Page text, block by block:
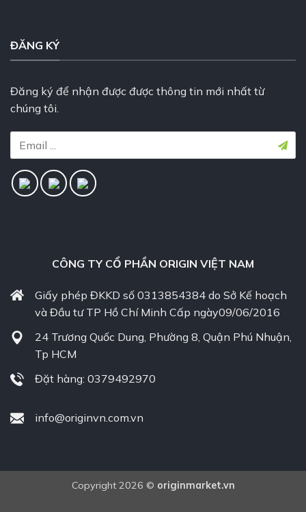
ĐĂNG KÝ
Đăng ký để nhận được được thông tin mới nhất từ
chúng tôi.
CÔNG TY CỔ PHẦN ORIGIN VIỆT NAM
Giấy phép ĐKKD số 0313854384 do Sở Kế hoạch
và Đầu tư TP Hồ Chí Minh Cấp ngày09/06/2016
24 Trương Quốc Dung, Phường 8, Quận Phú Nhuận,
Tp HCM
Đặt hàng: 0379492970
info@originvn.com.vn
Copyright 2026 © originmarket.vn